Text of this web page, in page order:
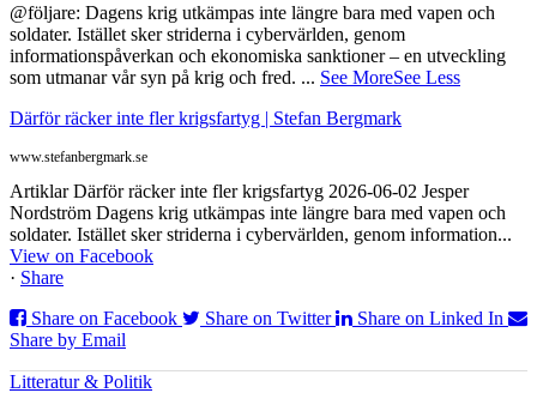
@följare: Dagens krig utkämpas inte längre bara med vapen och
soldater. Istället sker striderna i cybervärlden, genom
informationspåverkan och ekonomiska sanktioner – en utveckling
som utmanar vår syn på krig och fred. ... See MoreSee Less
Därför räcker inte fler krigsfartyg | Stefan Bergmark
www.stefanbergmark.se
Artiklar Därför räcker inte fler krigsfartyg 2026-06-02 Jesper
Nordström Dagens krig utkämpas inte längre bara med vapen och
soldater. Istället sker striderna i cybervärlden, genom information...
View on Facebook
· Share
Share on Facebook
Share on Twitter
Share on Linked In
Share by Email
Litteratur & Politik